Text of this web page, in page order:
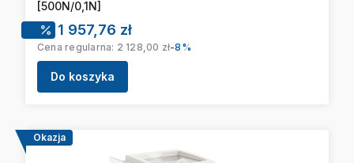
[500N/0,1N]
Cena promocyjna
1 957,76 zł
Cena regularna: 2 128,00 zł-8%
Do koszyka
Okazja